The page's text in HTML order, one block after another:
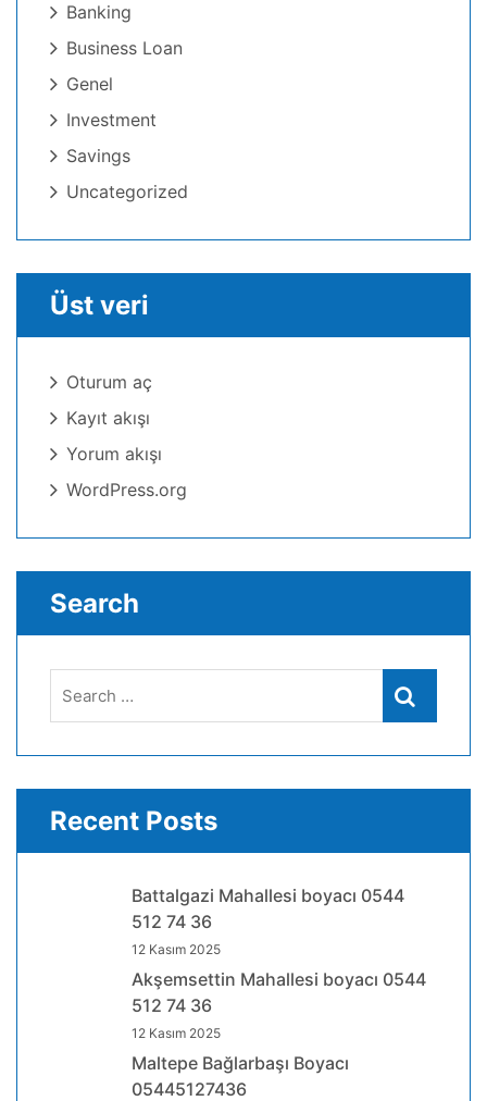
Banking
Business Loan
Genel
Investment
Savings
Uncategorized
Üst veri
Oturum aç
Kayıt akışı
Yorum akışı
WordPress.org
Search
Search
Recent Posts
Battalgazi Mahallesi boyacı 0544
512 74 36
12 Kasım 2025
Akşemsettin Mahallesi boyacı 0544
512 74 36
12 Kasım 2025
Maltepe Bağlarbaşı Boyacı
05445127436